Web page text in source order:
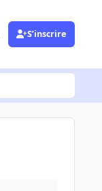
S’inscrire